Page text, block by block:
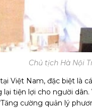
Chủ tịch Hà Nội
Việt Nam, đặc biệt là
tiện lợi cho người
cường quản lý